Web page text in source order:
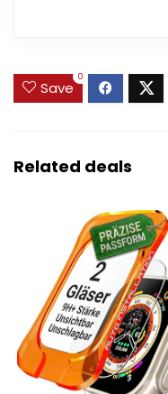
Save
0
Related deals